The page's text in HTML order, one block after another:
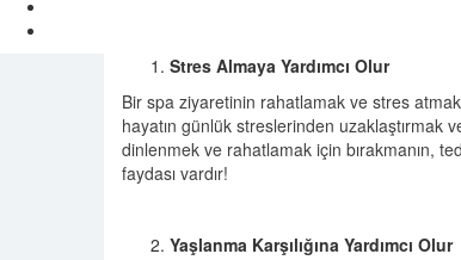
Stres Almaya Yardımcı Olur
Bir spa ziyaretinin rahatlamak ve stres
hayatın günlük streslerinden uzaklaştırmak
dinlenmek ve rahatlamak için bırakmanın,
faydası vardır!
Yaşlanma Karşılığına Yardımcı Olur